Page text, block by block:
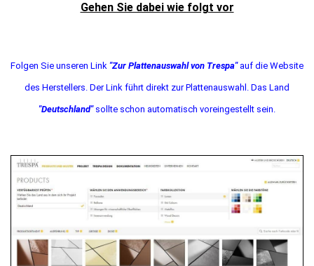
Gehen Sie dabei wie folgt vor
Folgen Sie unseren Link "Zur Plattenauswahl von Trespa"auf die Website
des Herstellers. Der Link führt direkt zur Plattenauswahl. Das Land
"Deutschland"sollte schon automatisch voreingestellt sein.